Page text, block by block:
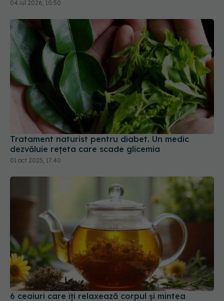
Tratament naturist pentru diabet. Un medic
dezvăluie rețeta care scade glicemia
01 oct 2025, 17:40
6 ceaiuri care îți relaxează corpul și mintea
înainte de culcare. Soluția naturală pentru
insomnie